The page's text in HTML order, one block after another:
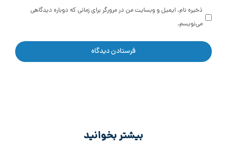
ذخیره نام، ایمیل و وبسایت من در مرورگر برای زمانی که دوباره دیدگاهی
می‌نویسم.
بیشتر بخوانید